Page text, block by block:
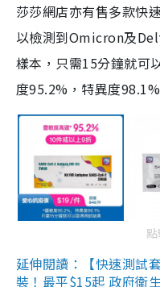
莎莎網店亦有售多款快
以檢測到Omicron及
樣本，只需15分鐘就可
度95.2%，特異度98.1%
延伸閱讀：【快速測試
裝！最平$15起 政府衛